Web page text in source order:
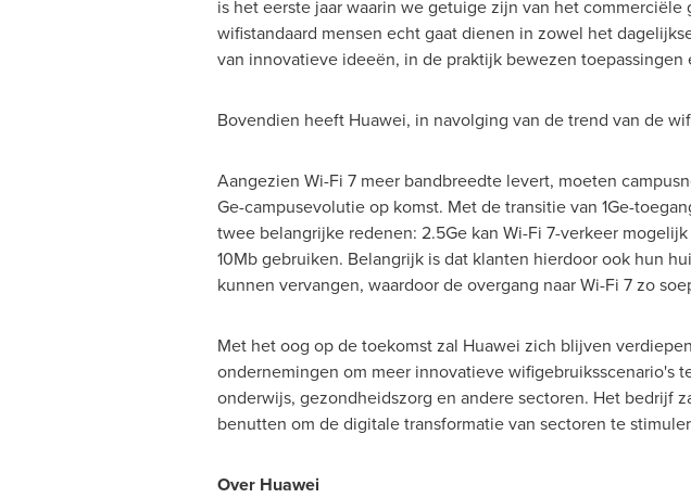
is het eerste jaar waarin we getuige zijn van het
wifistandaard mensen echt gaat dienen in zowel het
van innovatieve ideeën, in de praktijk bewezen
Bovendien heeft Huawei, in navolging van de trend van de
Aangezien Wi-Fi 7 meer bandbreedte levert, moeten
Ge-campusevolutie op komst. Met de transitie van 1Ge-
twee belangrijke redenen: 2.5Ge kan Wi-Fi 7-verkeer
10Mb gebruiken. Belangrijk is dat klanten hierdoor ook hun
kunnen vervangen, waardoor de overgang naar Wi-Fi 7 zo
Met het oog op de toekomst zal Huawei zich blijven
ondernemingen om meer innovatieve wifigebruiksscenario's
onderwijs, gezondheidszorg en andere sectoren. Het bedrijf
benutten om de digitale transformatie van sectoren te
Over Huawei